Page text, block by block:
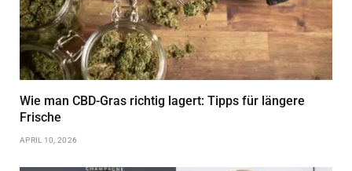
Wie man CBD-Gras richtig lagert: Tipps für längere
Frische
APRIL 10, 2026